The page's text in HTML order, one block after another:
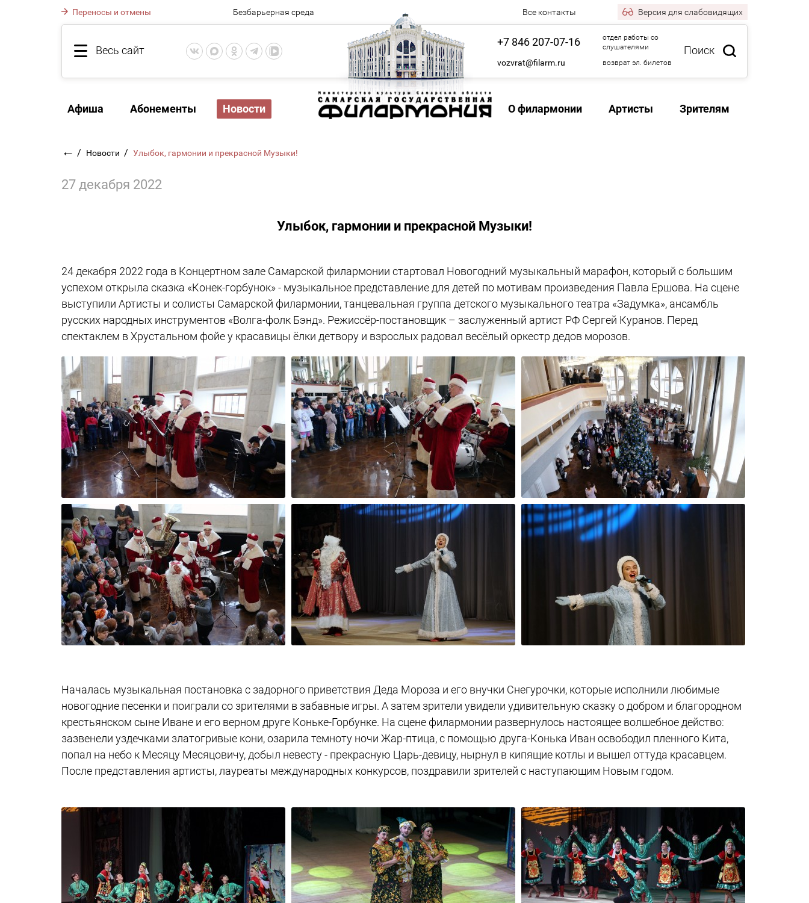
Переносы и отмены Безбарьерная среда Все контакты Версия для слабовидящих
Весь сайт Поиск
+7 846 207-07-16
отдел работы со
слушателями
vozvrat@filarm.ru возврат эл. билетов
Афиша Абонементы Новости О филармонии Артисты Зрителям
← / Новости / Улыбок, гармонии и прекрасной Музыки!
27 декабря 2022
Улыбок, гармонии и прекрасной Музыки!
24 декабря 2022 года в Концертном зале Самарской филармонии стартовал Новогодний музыкальный марафон, который с большим
успехом открыла сказка «Конек-горбунок» - музыкальное представление для детей по мотивам произведения Павла Ершова. На сцене
выступили Артисты и солисты Самарской филармонии, танцевальная группа детского музыкального театра «Задумка», ансамбль
русских народных инструментов «Волга-фолк Бэнд». Режиссёр-постановщик – заслуженный артист РФ Сергей Куранов. Перед
спектаклем в Хрустальном фойе у красавицы ёлки детвору и взрослых радовал весёлый оркестр дедов морозов.
Началась музыкальная постановка с задорного приветствия Деда Мороза и его внучки Снегурочки, которые исполнили любимые
новогодние песенки и поиграли со зрителями в забавные игры. А затем зрители увидели удивительную сказку о добром и благородном
крестьянском сыне Иване и его верном друге Коньке-Горбунке. На сцене филармонии развернулось настоящее волшебное действо:
зазвенели уздечками златогривые кони, озарила темноту ночи Жар-птица, с помощью друга-Конька Иван освободил пленного Кита,
попал на небо к Месяцу Месяцовичу, добыл невесту - прекрасную Царь-девицу, нырнул в кипящие котлы и вышел оттуда красавцем.
После представления артисты, лауреаты международных конкурсов, поздравили зрителей с наступающим Новым годом.